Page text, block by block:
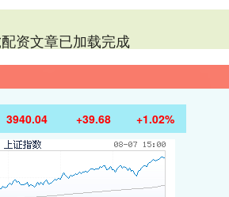
资文章已加载完成
3940.04 +39.68 +1.02%